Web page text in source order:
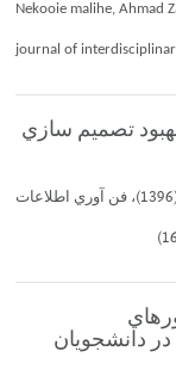
Nekooie malihe, Ahmad
journal of
تصميم سازي
احمد زندوانيان, مهديه السادات ميررحيمي بيداخويدي (1396)، فن آوري اطلاعات
دانشجويان